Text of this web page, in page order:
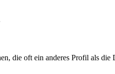
die oft ein anderes Profil als